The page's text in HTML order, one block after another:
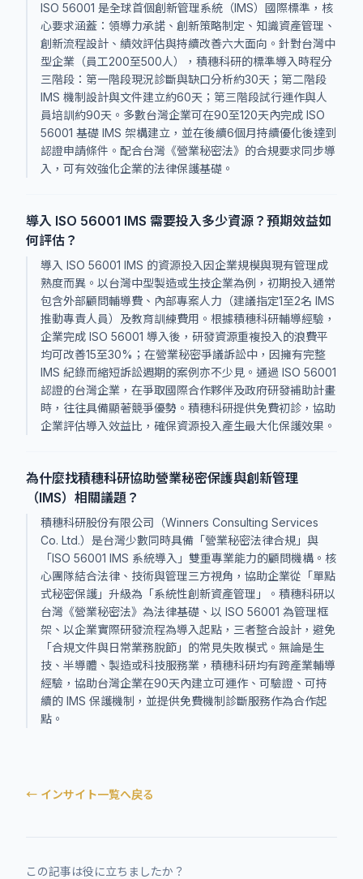
ISO 56001 是全球首個創新管理系統（IMS）國際標準，核
心要求涵蓋：領導力承諾、創新策略制定、知識資產管理、
創新流程設計、績效評估與持續改善六大面向。針對台灣中
型企業（員工200至500人），積穗科研的標準導入時程分
三階段：第一階段現況診斷與缺口分析約30天；第二階段
IMS 機制設計與文件建立約60天；第三階段試行運作與人
員培訓約90天。多數台灣企業可在90至120天內完成 ISO
56001 基礎 IMS 架構建立，並在後續6個月持續優化後達到
認證申請條件。配合台灣《營業秘密法》的合規要求同步導
入，可有效強化企業的法律保護基礎。
導入 ISO 56001 IMS 需要投入多少資源？預期效益如
何評估？
導入 ISO 56001 IMS 的資源投入因企業規模與現有管理成
熟度而異。以台灣中型製造或生技企業為例，初期投入通常
包含外部顧問輔導費、內部專案人力（建議指定1至2名 IMS
推動專責人員）及教育訓練費用。根據積穗科研輔導經驗，
企業完成 ISO 56001 導入後，研發資源重複投入的浪費平
均可改善15至30%；在營業秘密爭議訴訟中，因擁有完整
IMS 紀錄而縮短訴訟週期的案例亦不少見。通過 ISO 56001
認證的台灣企業，在爭取國際合作夥伴及政府研發補助計畫
時，往往具備顯著競爭優勢。積穗科研提供免費初診，協助
企業評估導入效益比，確保資源投入產生最大化保護效果。
為什麼找積穗科研協助營業秘密保護與創新管理
（IMS）相關議題？
積穗科研股份有限公司（Winners Consulting Services
Co. Ltd.）是台灣少數同時具備「營業秘密法律合規」與
「ISO 56001 IMS 系統導入」雙重專業能力的顧問機構。核
心團隊結合法律、技術與管理三方視角，協助企業從「單點
式秘密保護」升級為「系統性創新資產管理」。積穗科研以
台灣《營業秘密法》為法律基礎、以 ISO 56001 為管理框
架、以企業實際研發流程為導入起點，三者整合設計，避免
「合規文件與日常業務脫節」的常見失敗模式。無論是生
技、半導體、製造或科技服務業，積穗科研均有跨產業輔導
經驗，協助台灣企業在90天內建立可運作、可驗證、可持
續的 IMS 保護機制，並提供免費機制診斷服務作為合作起
點。
← インサイト一覧へ戻る
この記事は役に立ちましたか？